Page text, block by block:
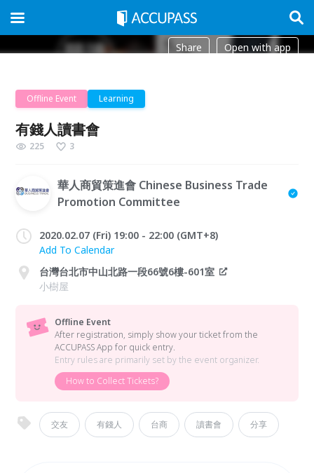
Share Open with app
Offline Event Learning
有錢人讀書會
225 3
華人商貿策進會 Chinese Business Trade
Promotion Committee
2020.02.07 (Fri) 19:00 - 22:00 (GMT+8)
Add To Calendar
台灣台北市中山北路一段66號6樓-601室
小樹屋
Offline Event
After registration, simply show your ticket from the
ACCUPASS App for quick entry.
Entry rules are primarily set by the event organizer.
How to Collect Tickets?
交友 有錢人 台商 讀書會 分享